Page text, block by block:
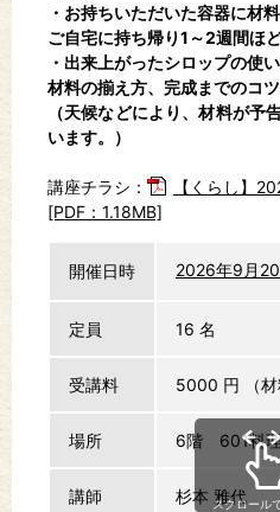
・お持ちいただいた容器に材
ご自宅に持ち帰り1～2週間ほ
・出来上がったシロップの使い
材料の揃え方、完成までのコ
（天候などにより、材料が予
います。）
講座チラシ：
【くらし】
[PDF：1.18MB]
開催日時 2026年9月
定員 16 名
受講料 5000 円 （
場所 6階 601料
講師 杉本 雅代
スクロール